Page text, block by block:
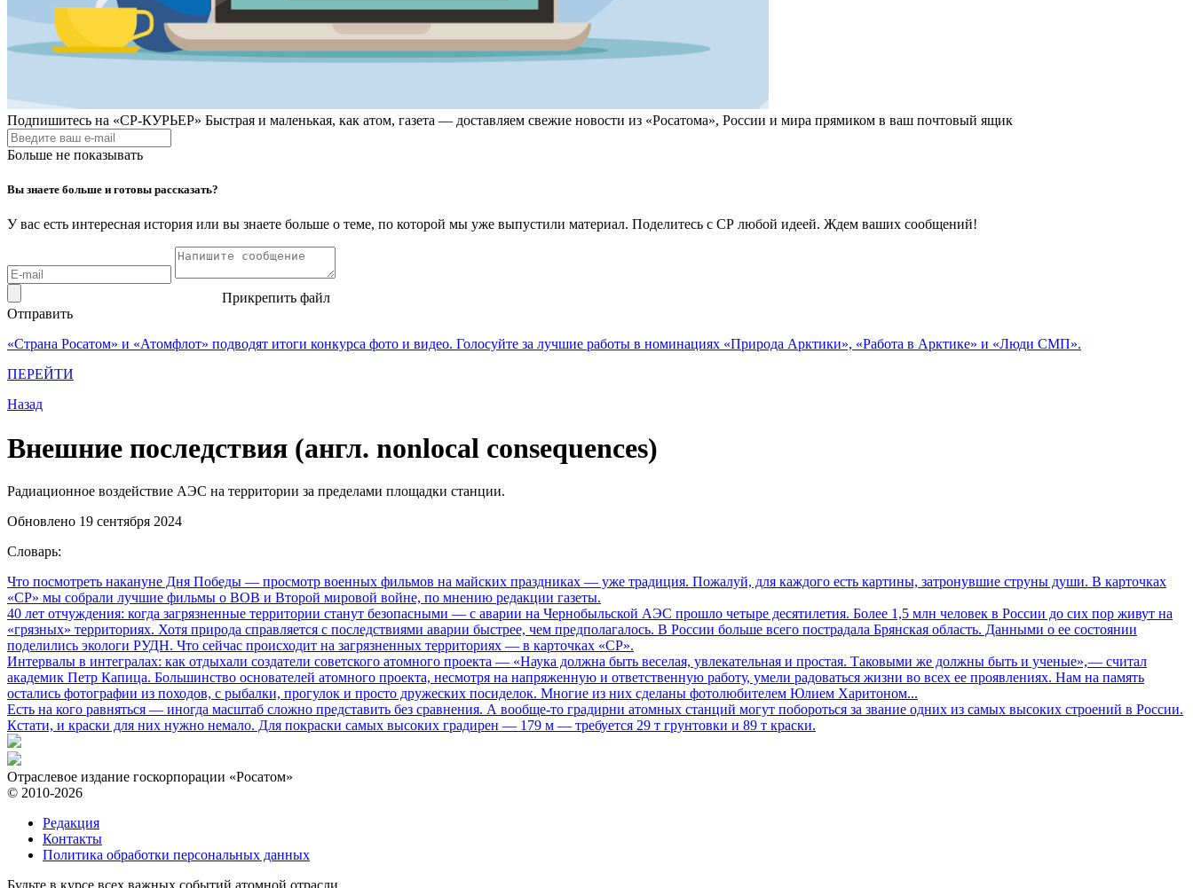
Подпишитесь на «СР-КУРЬЕР» Быстрая и маленькая, как атом, газета — доставляем свежие новости из «Росатома», России и мира прямиком в ваш почтовый ящик
Больше не показывать
Вы знаете больше и готовы рассказать?
У вас есть интересная история или вы знаете больше о теме, по которой мы уже выпустили материал. Поделитесь с СР любой идеей. Ждем ваших сообщений!
Прикрепить файл
Отправить
«Страна Росатом» и «Атомфлот» подводят итоги конкурса фото и видео. Голосуйте за лучшие работы в номинациях «Природа Арктики», «Работа в Арктике» и «Люди СМП».
ПЕРЕЙТИ
Назад
Внешние последствия (англ. nonlocal consequences)
Радиационное воздействие АЭС на территории за пределами площадки станции.
Обновлено 19 сентября 2024
Словарь:
Что посмотреть накануне Дня Победы — просмотр военных фильмов на майских праздниках — уже традиция. Пожалуй, для каждого есть картины, затронувшие струны души. В карточках
«СР» мы собрали лучшие фильмы о ВОВ и Второй мировой войне, по мнению редакции газеты.
40 лет отчуждения: когда загрязненные территории станут безопасными — с аварии на Чернобыльской АЭС прошло четыре десятилетия. Более 1,5 млн человек в России до сих пор живут на
«грязных» территориях. Хотя природа справляется с последствиями аварии быстрее, чем предполагалось. В России больше всего пострадала Брянская область. Данными о ее состоянии
поделились экологи РУДН. Что сейчас происходит на загрязненных территориях — в карточках «СР».
Интервалы в интегралах: как отдыхали создатели советского атомного проекта — «Наука должна быть веселая, увлекательная и простая. Таковыми же должны быть и ученые», — считал
академик Петр Капица. Большинство основателей атомного проекта, несмотря на напряженную и ответственную работу, умели радоваться жизни во всех ее проявлениях. Нам на память
остались фотографии из походов, с рыбалки, прогулок и просто дружеских посиделок. Многие из них сделаны фотолюбителем Юлием Харитоном...
Есть на кого равняться — иногда масштаб сложно представить без сравнения. А вообще-то градирни атомных станций могут побороться за звание одних из самых высоких строений в России.
Кстати, и краски для них нужно немало. Для покраски самых высоких градирен — 179 м — требуется 29 т грунтовки и 89 т краски.
Отраслевое издание госкорпорации «Росатом»
© 2010-2026
Редакция
Контакты
Политика обработки персональных данных